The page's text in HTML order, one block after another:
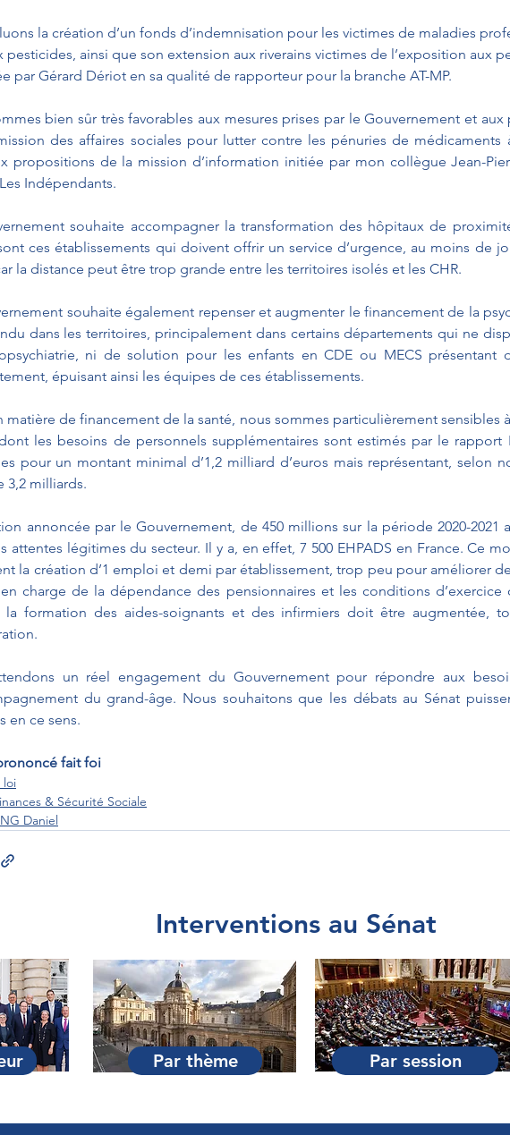
la création d’un fonds d’indemnisation pour les victimes de maladies
pesticides, ainsi que son extension aux riverains victimes de l’exposition aux
par Gérard Dériot en sa qualité de rapporteur pour la branche AT-MP.
bien sûr très favorables aux mesures prises par le Gouvernement et
des affaires sociales pour lutter contre les pénuries de médicaments
propositions de la mission d’information initiée par mon collègue Jean-
Indépendants.
souhaite accompagner la transformation des hôpitaux de
ces établissements qui doivent offrir un service d’urgence, au moins de
la distance peut être trop grande entre les territoires isolés et les CHR.
souhaite également repenser et augmenter le financement de la
dans les territoires, principalement dans certains départements qui ne
ni de solution pour les enfants en CDE ou MECS présentant
épuisant ainsi les équipes de ces établissements.
matière de financement de la santé, nous sommes particulièrement sensibles
les besoins de personnels supplémentaires sont estimés par le rapport
pour un montant minimal d’1,2 milliard d’euros mais représentant, selon
3,2 milliards.
annoncée par le Gouvernement, de 450 millions sur la période 2020-2021
attentes légitimes du secteur. Il y a, en effet, 7 500 EHPADS en France. Ce
la création d’1 emploi et demi par établissement, trop peu pour améliorer
en charge de la dépendance des pensionnaires et les conditions d’exercice
la formation des aides-soignants et des infirmiers doit être augmentée,
un réel engagement du Gouvernement pour répondre aux
du grand-âge. Nous souhaitons que les débats au Sénat
en ce sens.
fait foi
loi
& Sécurité Sociale
Daniel
Interventions au Sénat
Par thème Par session